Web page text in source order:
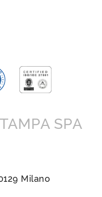
SPA
Milano